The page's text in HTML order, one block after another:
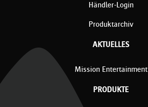
Händler-Login
Produktarchiv
AKTUELLES
Mission Entertainment
PRODUKTE